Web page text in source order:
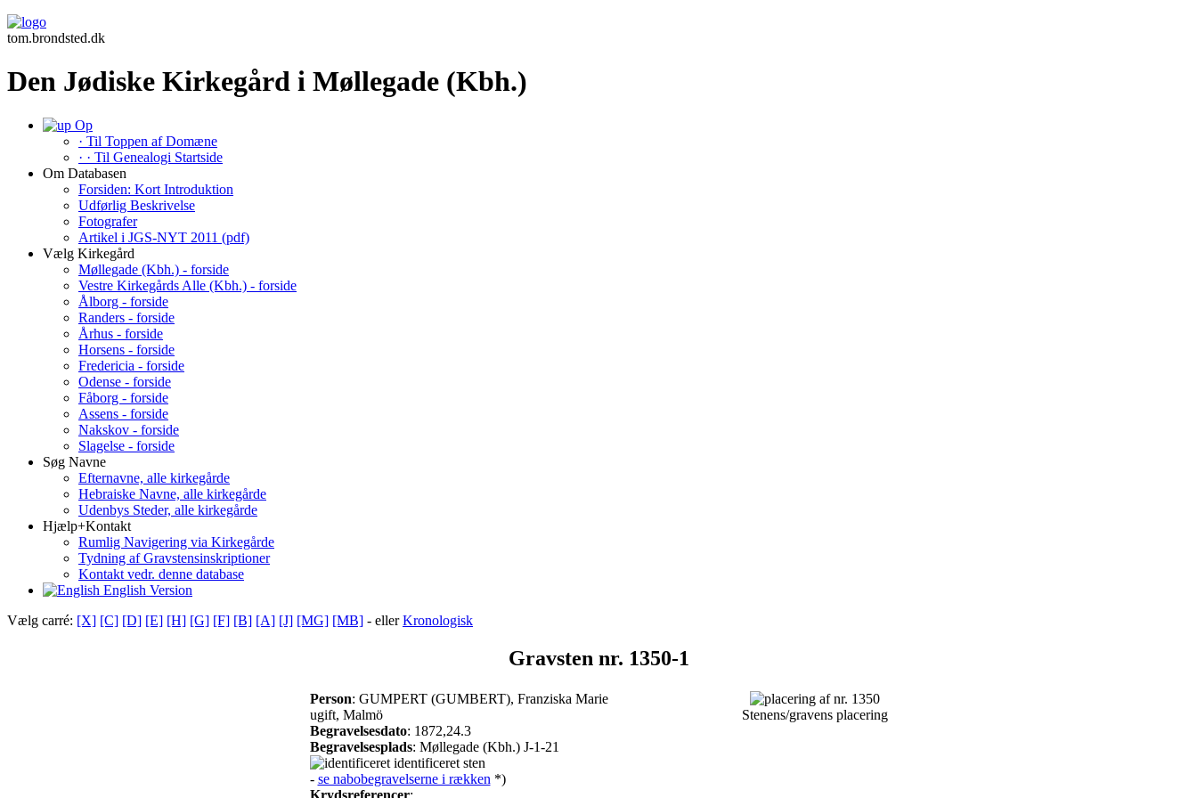
tom.brondsted.dk
Den Jødiske Kirkegård i Møllegade (Kbh.)
Op
· Til Toppen af Domæne
· · Til Genealogi Startside
Om Databasen
Forsiden: Kort Introduktion
Udførlig Beskrivelse
Fotografer
Artikel i JGS-NYT 2011 (pdf)
Vælg Kirkegård
Møllegade (Kbh.) - forside
Vestre Kirkegårds Alle (Kbh.) - forside
Ålborg - forside
Randers - forside
Århus - forside
Horsens - forside
Fredericia - forside
Odense - forside
Fåborg - forside
Assens - forside
Nakskov - forside
Slagelse - forside
Søg Navne
Efternavne, alle kirkegårde
Hebraiske Navne, alle kirkegårde
Udenbys Steder, alle kirkegårde
Hjælp+Kontakt
Rumlig Navigering via Kirkegårde
Tydning af Gravstensinskriptioner
Kontakt vedr. denne database
English Version
Vælg carré: [X] [C] [D] [E] [H] [G] [F] [B] [A] [J] [MG] [MB] - ellerKronologisk
Gravsten nr. 1350-1
Person: GUMPERT (GUMBERT), Franziska Marie
ugift, Malmö
Begravelsesdato: 1872,24.3
Begravelsesplads: Møllegade (Kbh.) J-1-21
identificeret sten
- se nabobegravelserne i rækken *)
Krydsreferencer:
Stenens/gravens placering